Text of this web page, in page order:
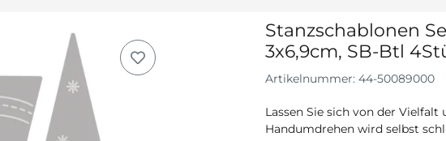
Stanzschablonen
3x6,9cm, SB-Btl
Artikelnummer: 44-50089000
Lassen Sie sich von der
Handumdrehen wird selbst